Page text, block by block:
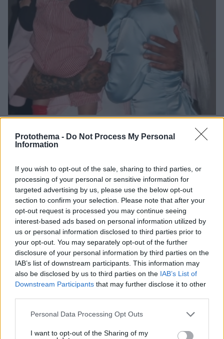
Protothema - Do Not Process My Personal
Information
If you wish to opt-out of the sale, sharing to third parties, or
processing of your personal or sensitive information for
targeted advertising by us, please use the below opt-out
section to confirm your selection. Please note that after your
opt-out request is processed you may continue seeing
interest-based ads based on personal information utilized by
us or personal information disclosed to third parties prior to
your opt-out. You may separately opt-out of the further
disclosure of your personal information by third parties on the
IAB’s list of downstream participants. This information may
also be disclosed by us to third parties on the IAB’s List of
Downstream Participants that may further disclose it to other
Please note that this website/app uses one or more Google
not limited to your visit or usage behaviour. You may click to
Personal Data Processing Opt Outs
I want to opt-out of the Sharing of my
Ο Light φωτογραφίζεται με τη σύζυγό του και τον γιο τους